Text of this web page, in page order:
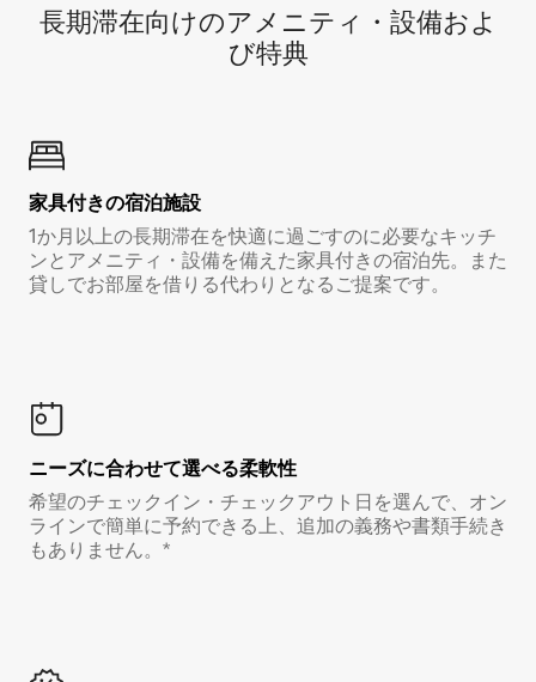
長期滞在向け⁠のア⁠メ⁠ニ⁠テ⁠ィ⁠・設⁠備⁠およ
び特⁠典
家具付き⁠の宿⁠泊⁠施⁠設
1か月以上の長期滞在を快適に過ごすのに必要なキッチ
ンとアメニティ・設備を備えた家具付きの宿泊先。また
貸しでお部屋を借りる代わりとなるご提案です。
ニーズに合わせて選べる柔軟性
希望のチェックイン・チェックアウト日を選んで、オン
ラインで簡単に予約できる上、追加の義務や書類手続き
もありません。*